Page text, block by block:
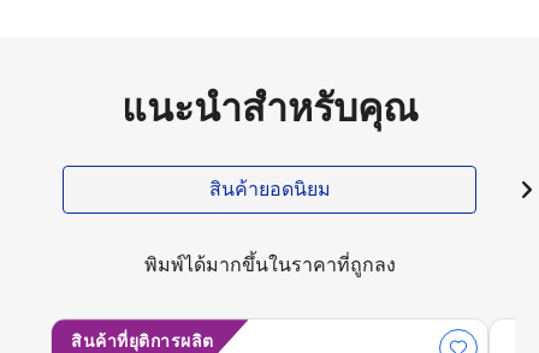
แนะนำสำหรับคุณ
สินค้ายอดนิยม
พิมพ์ได้มากขึ้นในราคาที่ถูกลง
สินค้าที่ยุติการผลิต